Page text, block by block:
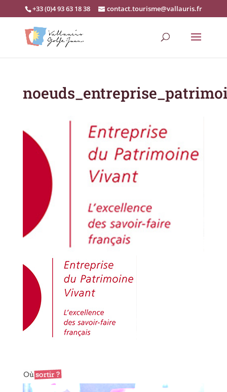
+33 (0)4 93 63 18 38 contact.tourisme@vallauris.fr